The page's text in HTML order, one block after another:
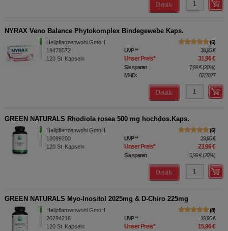
Details
NYRAX Veno Balance Phytokomplex Bindegewebe Kaps.
Heilpflanzenwohl GmbH
19478572
120 St Kapseln
6
UVP** 39,95 €
Unser Preis* 31,96 €
Sie sparen 7,99 €(20%)
MHD:
02/2027
Details
GREEN NATURALS Rhodiola rosea 500 mg hochdos.Kaps.
Heilpflanzenwohl GmbH
18099200
120 St Kapseln
5
UVP** 29,95 €
Unser Preis* 23,96 €
Sie sparen 5,99 €(20%)
Details
GREEN NATURALS Myo-Inositol 2025mg & D-Chiro 225mg
Heilpflanzenwohl GmbH
20294216
120 St Kapseln
8
UVP** 19,95 €
Unser Preis* 15,96 €